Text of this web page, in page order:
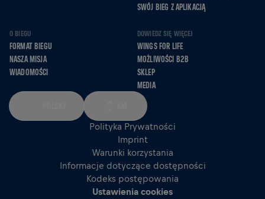
SWÓJ BIEG Z APLIKACJĄ
O BIEGU
FORMAT BIEGU
NASZA MISJA
WIADOMOŚCI
DOWIEDZ SIĘ WIĘCEJ
WINGS FOR LIFE
MOŻLIWOŚCI B2B
SKLEP
MEDIA
Polityka Prywatności
Imprint
Warunki korzystania
Informacje dotyczące dostępności
Kodeks postępowania
Ustawienia cookies